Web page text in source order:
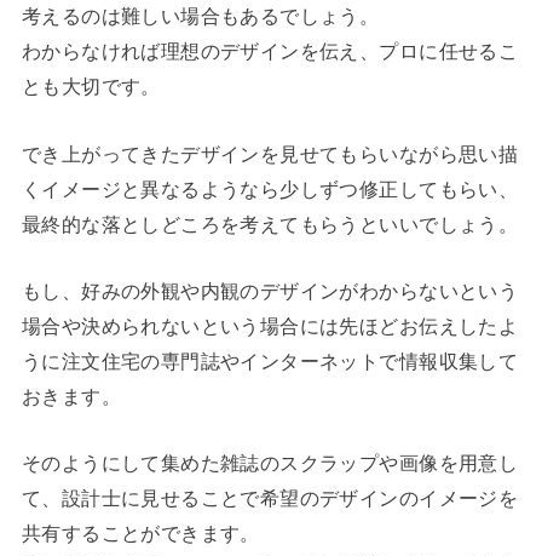
考えるのは難しい場合もあるでしょう。
わからなければ理想のデザインを伝え、プロに任せるこ
とも大切です。
でき上がってきたデザインを見せてもらいながら思い描
くイメージと異なるようなら少しずつ修正してもらい、
最終的な落としどころを考えてもらうといいでしょう。
もし、好みの外観や内観のデザインがわからないという
場合や決められないという場合には先ほどお伝えしたよ
うに注文住宅の専門誌やインターネットで情報収集して
おきます。
そのようにして集めた雑誌のスクラップや画像を用意し
て、設計士に見せることで希望のデザインのイメージを
共有することができます。